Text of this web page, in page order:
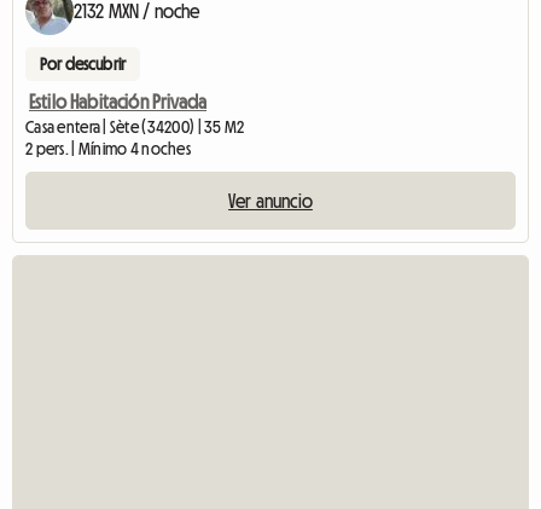
2132 MXN / noche
Por descubrir
Estilo Habitación Privada
Casa entera | Sète (34200) | 35 M2
2 pers. | Mínimo 4 noches
Ver anuncio